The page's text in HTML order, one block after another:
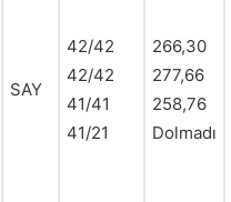
SAY
42/42
42/42
41/41
41/21
266,30
277,66
258,76
Dolmadı